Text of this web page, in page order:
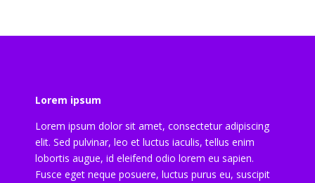
Lorem ipsum
Lorem ipsum dolor sit amet, consectetur adipiscing
elit. Sed pulvinar, leo et luctus iaculis, tellus enim
lobortis augue, id eleifend odio lorem eu sapien.
Fusce eget neque posuere, luctus purus eu, suscipit